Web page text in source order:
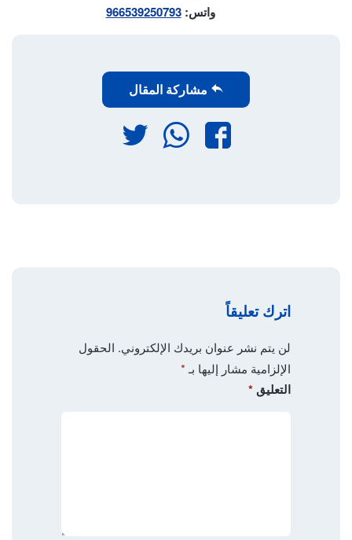
واتس:966539250793
مشاركة المقال
فيسبوكواتساب
اترك تعليقاً
لن يتم نشر عنوان بريدك الإلكتروني. الحقول
الإلزامية مشار إليها بـ*
التعليق*